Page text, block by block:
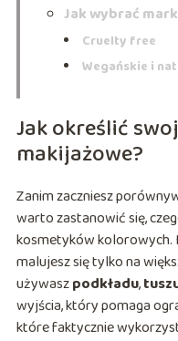
Jak wybrać
Cruelty free
Wegańskie i
Jak określić
makijażowe?
Zanim zaczniesz
warto zastanowić się,
kosmetyków kolorowych.
malujesz się tylko na
używaszpodkładu,
wyjścia, który pomaga
które faktycznie